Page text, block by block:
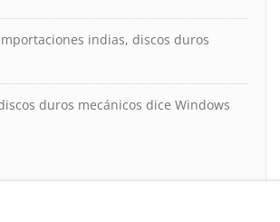
indias, discos duros
duros mecánicos dice Windows